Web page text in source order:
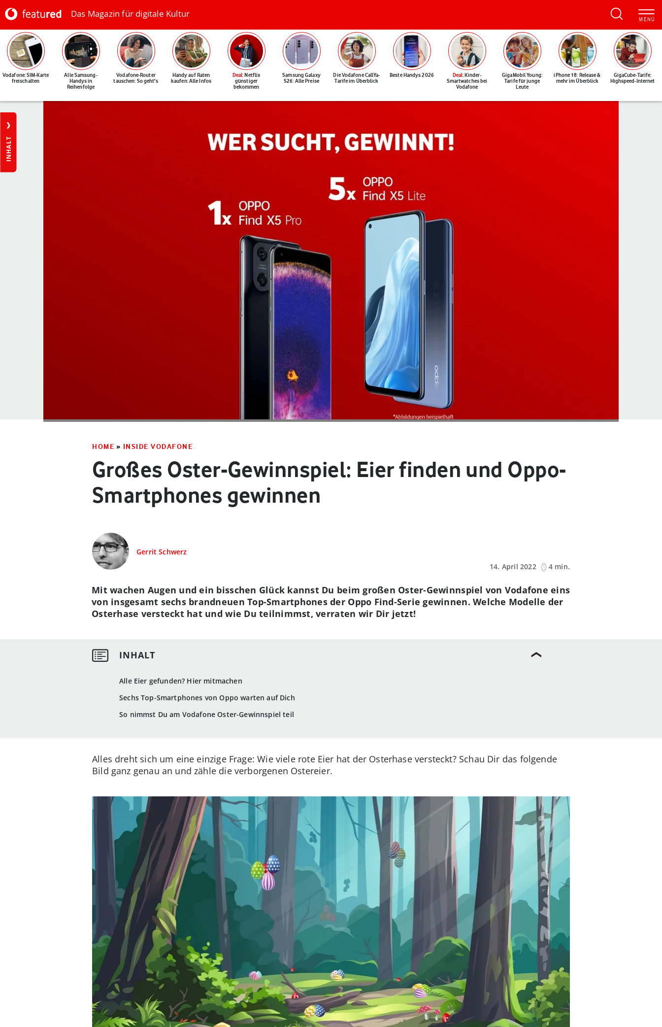
Das Magazin für digitale Kultur
Vodafone: SIM-Karte
freischalten
Alle Samsung-
Handys in
Reihenfolge
Vodafone-Router
tauschen: So geht's
Handy auf Raten
kaufen: Alle Infos
Deal: Netflix
günstiger
bekommen
Samsung Galaxy
S26: Alle Preise
Die Vodafone CallYa-
Tarife im Überblick
Beste Handys 2026 Deal: Kinder-
Smartwatches bei
Vodafone
GigaMobil Young:
Tarife für junge
Leute
iPhone 18: Release &
mehr im Überblick
GigaCube-Tarife:
Highspeed-Internet
INHALT
HOME » INSIDE VODAFONE
Großes Oster-Gewinnspiel: Eier finden und Oppo-
Smartphones gewinnen
Gerrit Schwerz
14. April 2022
4 min.
Alle Eier gefunden? Hier mitmachen
Sechs Top-Smartphones von Oppo warten auf Dich
So nimmst Du am Vodafone Oster-Gewinnspiel teil
Mit wachen Augen und ein bisschen Glück kannst Du beim großen Oster-Gewinnspiel von Vodafone eins
von insgesamt sechs brandneuen Top-Smartphones der Oppo Find-Serie gewinnen. Welche Modelle der
Osterhase versteckt hat und wie Du teilnimmst, verraten wir Dir jetzt!
Alles dreht sich um eine einzige Frage: Wie viele rote Eier hat der Osterhase versteckt? Schau Dir das folgende
Bild ganz genau an und zähle die verborgenen Ostereier.